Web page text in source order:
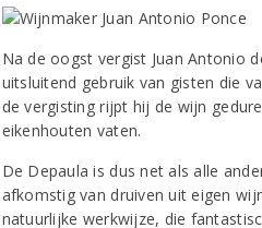
Na de oogst vergist Juan Antonio
uitsluitend gebruik van gisten die
de vergisting rijpt hij de wijn
eikenhouten vaten.
De Depaula is dus net als alle
afkomstig van druiven uit eigen
natuurlijke werkwijze, die